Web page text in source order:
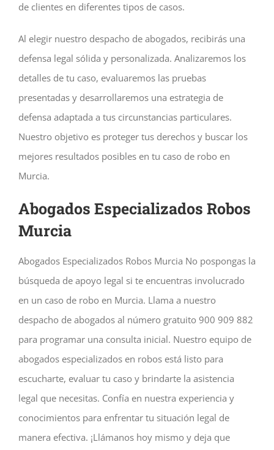
de clientes en diferentes tipos de casos.
Al elegir nuestro despacho de abogados, recibirás una
defensa legal sólida y personalizada. Analizaremos los
detalles de tu caso, evaluaremos las pruebas
presentadas y desarrollaremos una estrategia de
defensa adaptada a tus circunstancias particulares.
Nuestro objetivo es proteger tus derechos y buscar los
mejores resultados posibles en tu caso de robo en
Murcia.
Abogados Especializados Robos
Murcia
Abogados Especializados Robos Murcia No pospongas la
búsqueda de apoyo legal si te encuentras involucrado
en un caso de robo en Murcia. Llama a nuestro
despacho de abogados al número gratuito 900 909 882
para programar una consulta inicial. Nuestro equipo de
abogados especializados en robos está listo para
escucharte, evaluar tu caso y brindarte la asistencia
legal que necesitas. Confía en nuestra experiencia y
conocimientos para enfrentar tu situación legal de
manera efectiva. ¡Llámanos hoy mismo y deja que